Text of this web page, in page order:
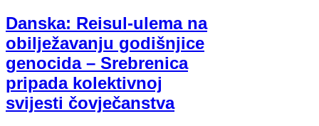
Danska: Reisul-ulema na
obilježavanju godišnjice
genocida – Srebrenica
pripada kolektivnoj
svijesti čovječanstva